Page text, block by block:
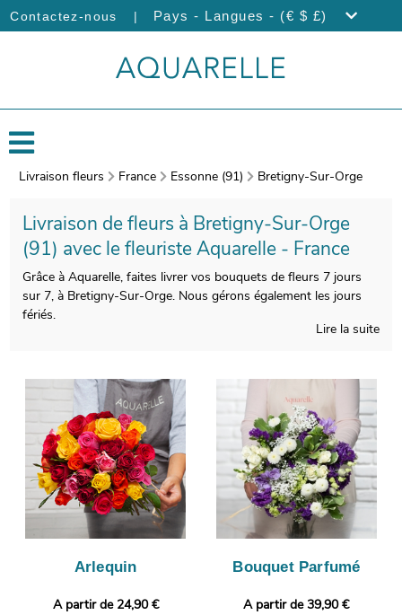
Contactez-nous | Pays - Langues - (€ $ £)
Livraison fleurs France Essonne (91) Bretigny-Sur-Orge
Livraison de fleurs à Bretigny-Sur-Orge
(91) avec le fleuriste Aquarelle - France
Grâce à Aquarelle, faites livrer vos bouquets de fleurs 7 jours
sur 7, à Bretigny-Sur-Orge. Nous gérons également les jours
fériés.
souhaits. Après sa création, une photo de votre composition
florale sera prise. Vous aurez ensuite la possibilité de contrôler
que votre bouquet est bien conforme, puisque cette photo
vous sera envoyée. L’expédition sera ensuite lancée. Envie de
sortir des sentiers battus ? Selon vos préférences, votre
commande pourra être personnalisée avec un message ou une
photo.
Lire la suite
Arlequin
A partir de 24,90 €
Bouquet Parfumé
A partir de 39,90 €